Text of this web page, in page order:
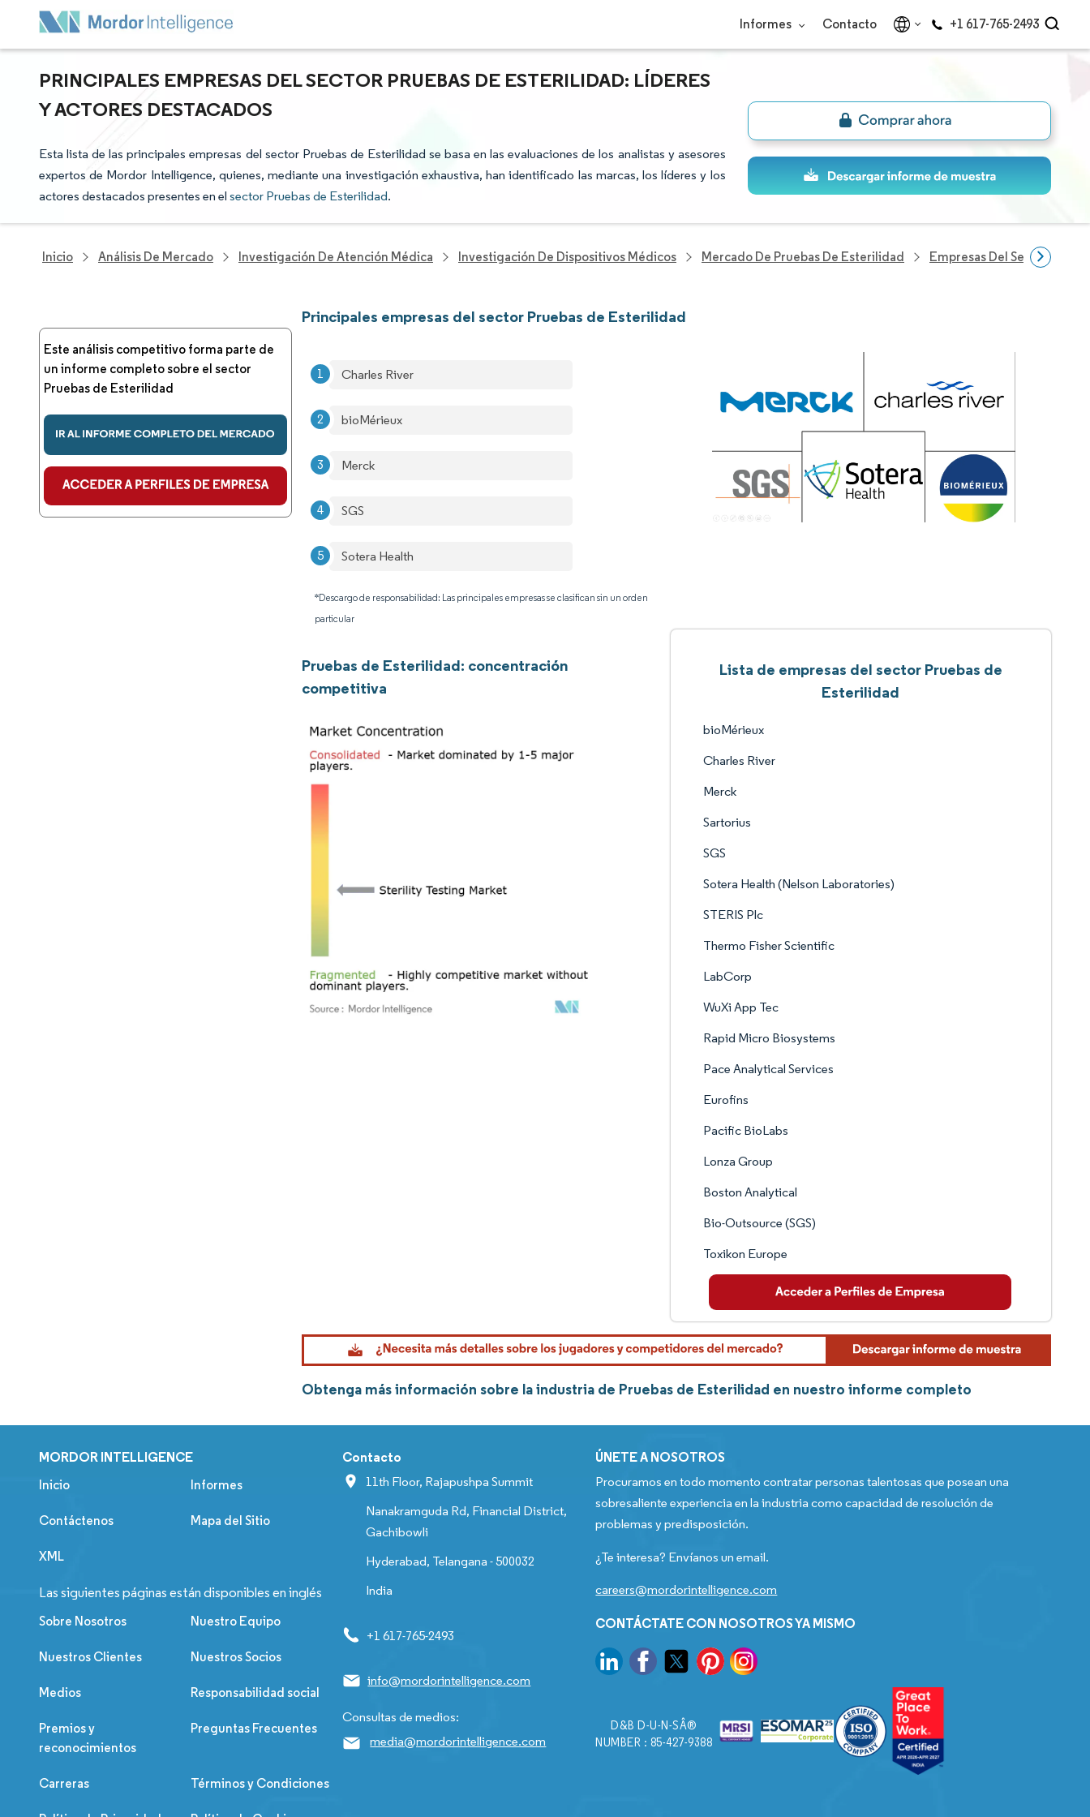
Informes Contacto +1 617-765-2493
PRINCIPALES EMPRESAS DEL SECTOR PRUEBAS DE ESTERILIDAD: LÍDERES
Y ACTORES DESTACADOS
Esta lista de las principales empresas del sector Pruebas de Esterilidad se basa en las evaluaciones de los analistas y asesores
expertos de Mordor Intelligence, quienes, mediante una investigación exhaustiva, han identificado las marcas, los líderes y los
actores destacados presentes en el sector Pruebas de Esterilidad.
Inicio Análisis De Mercado Investigación De Atención Médica Investigación De Dispositivos Médicos Mercado De Pruebas De Esterilidad Empresas Del Sector
Este análisis competitivo forma parte de
un informe completo sobre el sector
Pruebas de Esterilidad
Principales empresas del sector Pruebas de Esterilidad
Charles River
bioMérieux
Merck
SGS
Sotera Health
*Descargo de responsabilidad: Las principales empresas se clasifican sin un orden
particular
Pruebas de Esterilidad: concentración
competitiva
Lista de empresas del sector Pruebas de
Esterilidad
bioMérieux
Charles River
Merck
Sartorius
SGS
Sotera Health (Nelson Laboratories)
STERIS Plc
Thermo Fisher Scientific
LabCorp
WuXi App Tec
Rapid Micro Biosystems
Pace Analytical Services
Eurofins
Pacific BioLabs
Lonza Group
Boston Analytical
Bio-Outsource (SGS)
Toxikon Europe
Obtenga más información sobre la industria de Pruebas de Esterilidad en nuestro informe completo
MORDOR INTELLIGENCE
Inicio Informes
Contáctenos Mapa del Sitio
XML
Las siguientes páginas están disponibles en inglés
Sobre Nosotros Nuestro Equipo
Nuestros Clientes Nuestros Socios
Medios Responsabilidad social
Premios y
reconocimientos
Preguntas Frecuentes
Carreras Términos y Condiciones
Contacto
11th Floor, Rajapushpa Summit
Nanakramguda Rd, Financial District,
Gachibowli
Hyderabad, Telangana - 500032
India
+1 617-765-2493
info@mordorintelligence.com
Consultas de medios:
media@mordorintelligence.com
ÚNETE A NOSOTROS
Procuramos en todo momento contratar personas talentosas que posean una
sobresaliente experiencia en la industria como capacidad de resolución de
problemas y predisposición.
¿Te interesa? Envíanos un email.
careers@mordorintelligence.com
CONTÁCTATE CON NOSOTROS YA MISMO
D&B D-U-N-SÂ®
NUMBER : 85-427-9388